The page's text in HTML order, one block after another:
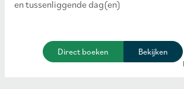
en tussenliggende dag(en)
Direct boeken Bekijken